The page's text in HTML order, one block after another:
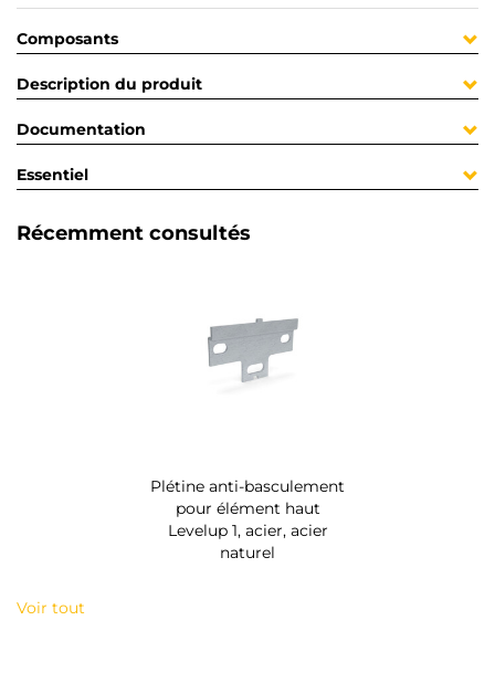
Composants
Description du produit
Documentation
Essentiel
Récemment consultés
Plétine anti-basculement
pour élément haut
Levelup 1, acier, acier
naturel
Voir tout